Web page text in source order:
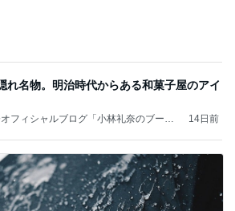
れ名物。明治時代からある和菓子屋のアイ
フィシャルブログ「小林礼奈のブーブ
14日前